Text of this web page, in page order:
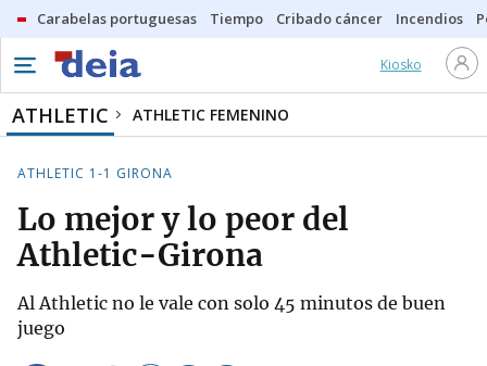
Carabelas portuguesas Tiempo Cribado cáncer Incendios
Kiosko
ATHLETIC ATHLETIC FEMENINO
ATHLETIC 1-1 GIRONA
Lo mejor y lo peor del
Athletic-Girona
Al Athletic no le vale con solo 45 minutos de buen
juego